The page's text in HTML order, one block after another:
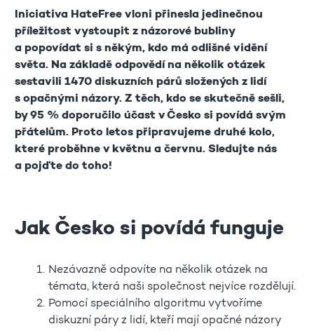
Iniciativa HateFree vloni přinesla jedinečnou
příležitost vystoupit z názorové bubliny
a popovídat si s někým, kdo má odlišné vidění
světa. Na základě odpovědí na několik otázek
sestavili 1470 diskuzních párů složených z lidí
s opačnými názory. Z těch, kdo se skutečně sešli,
by 95 % doporučilo účast v Česko si povídá svým
přátelům. Proto letos připravujeme druhé kolo,
které proběhne v květnu a červnu. Sledujte nás
a pojďte do toho!
Jak Česko si povídá funguje
Nezávazně odpovíte na několik otázek na
témata, která naši společnost nejvíce rozdělují.
Pomocí speciálního algoritmu vytvoříme
diskuzní páry z lidí, kteří mají opačné názory